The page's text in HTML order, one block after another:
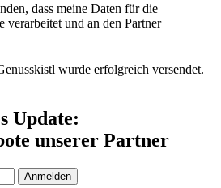
dass meine Daten für die
verarbeitet und an den Partner
wurde erfolgreich versendet.
Update:
unserer Partner
Anmelden